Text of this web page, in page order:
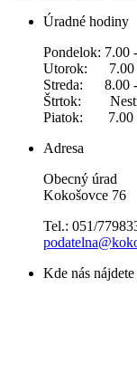
Úradné hodiny
Pondelok: 7.00
Utorok: 7.00 -
Streda: 8.00 -
Štrtok:
Piatok: 7.00
Adresa
Obecný úrad
Kokošovce 76
Tel.: 051/
Kde nás nájdete